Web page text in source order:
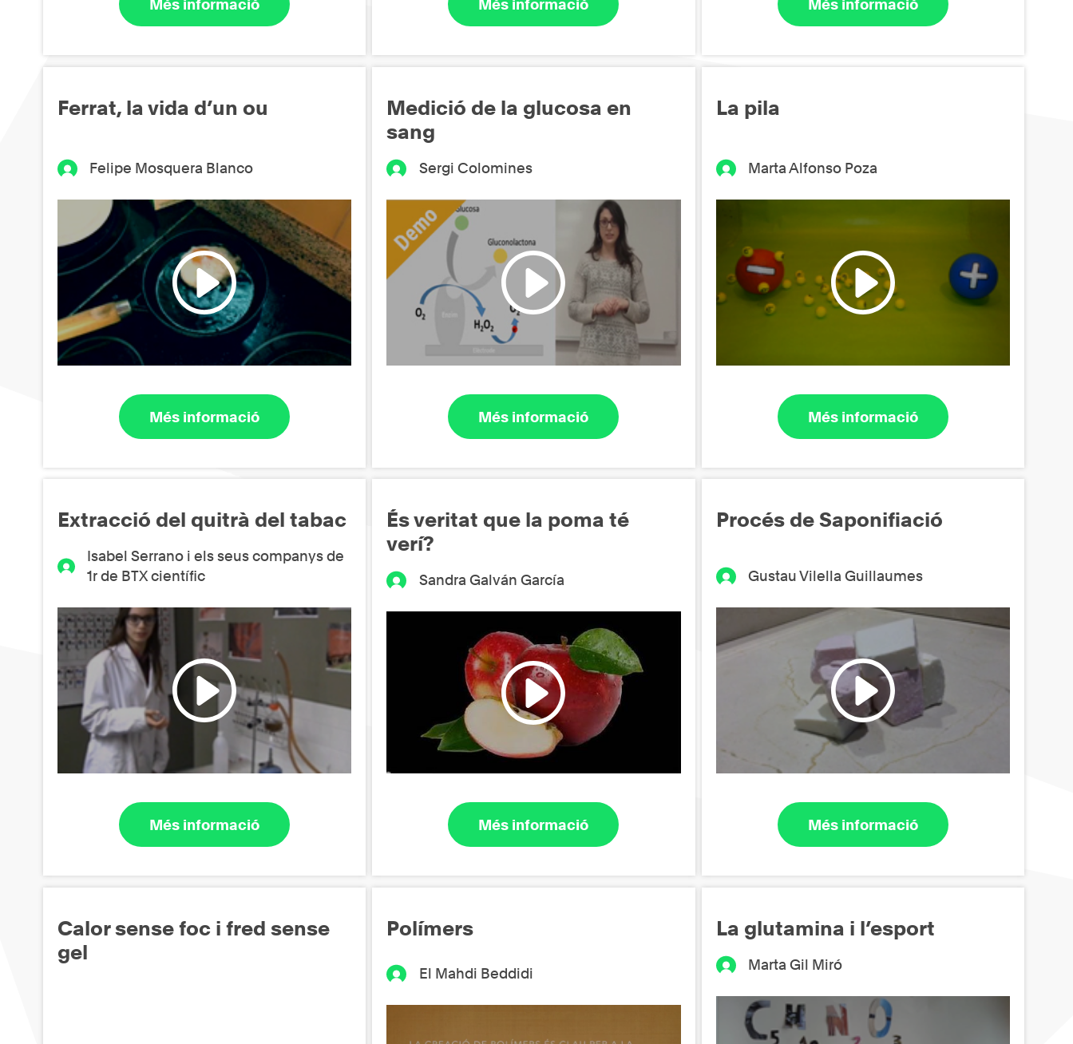
Més informació Més informació Més informació
Ferrat, la vida d’un ou
Felipe Mosquera Blanco
Més informació
Medició de la glucosa en
sang
Sergi Colomines
Més informació
La pila
Marta Alfonso Poza
Més informació
Extracció del quitrà del tabac
Isabel Serrano i els seus companys de
1r de BTX científic
Més informació
És veritat que la poma té
verí?
Sandra Galván García
Més informació
Procés de Saponifiació
Gustau Vilella Guillaumes
Més informació
Calor sense foc i fred sense
gel
Polímers
El Mahdi Beddidi
La glutamina i l’esport
Marta Gil Miró